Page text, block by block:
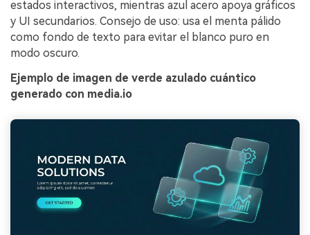
estados interactivos, mientras azul acero apoya gráficos
y UI secundarios. Consejo de uso: usa el menta pálido
como fondo de texto para evitar el blanco puro en
modo oscuro.
Ejemplo de imagen de verde azulado cuántico
generado con media.io